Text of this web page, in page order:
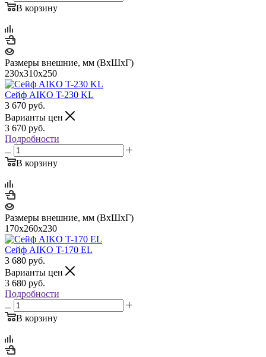
В корзину
Размеры внешние, мм (ВхШхГ)
230x310x250
Сейф AIKO T-230 KL
3 670 руб.
Варианты цен
3 670 руб.
Подробности
В корзину
Размеры внешние, мм (ВхШхГ)
170x260x230
Сейф AIKO T-170 EL
3 680 руб.
Варианты цен
3 680 руб.
Подробности
В корзину